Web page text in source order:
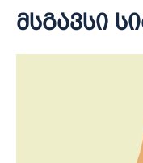
მსგავსი